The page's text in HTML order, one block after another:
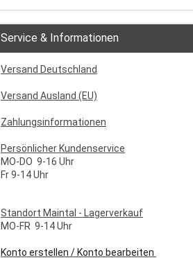
Service & Informationen
Versand Deutschland
Versand Ausland (EU)
Zahlungsinformationen
Persönlicher Kundenservice
MO-DO 9-16 Uhr
Fr 9-14 Uhr
Standort Maintal - Lagerverkauf
MO-FR 9-14 Uhr
Konto erstellen / Konto bearbeiten